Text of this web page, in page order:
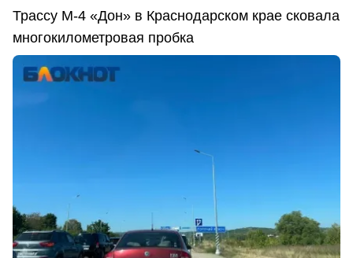
Трассу М-4 «Дон» в Краснодарском крае сковала
многокилометровая пробка